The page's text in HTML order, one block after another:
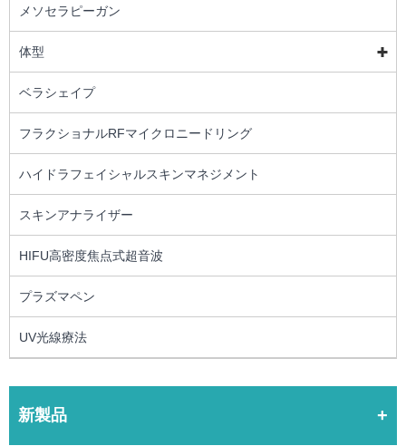
メソセラピーガン
体型
ベラシェイプ
フラクショナルRFマイクロニードリング
ハイドラフェイシャルスキンマネジメント
スキンアナライザー
HIFU高密度焦点式超音波
プラズマペン
UV光線療法
新製品